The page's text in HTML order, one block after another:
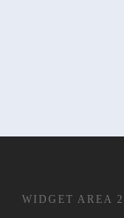
WIDGET AREA 2